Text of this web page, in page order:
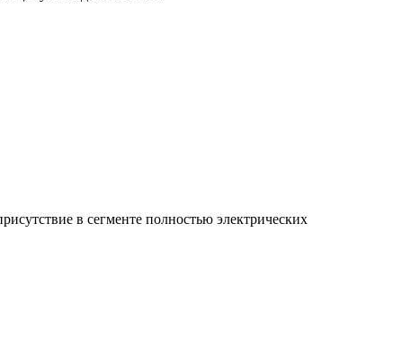
в сегменте полностью электрических